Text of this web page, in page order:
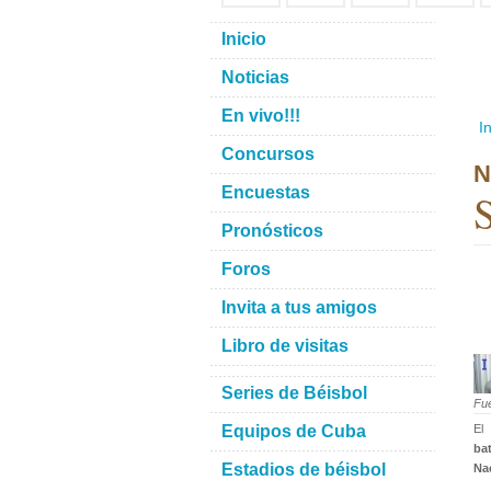
El
Inicio
Noticias
En vivo!!!
Concursos
Encuestas
Pronósticos
Foros
Invita a tus amigos
Libro de visitas
Series de Béisbol
Equipos de Cuba
Estadios de béisbol